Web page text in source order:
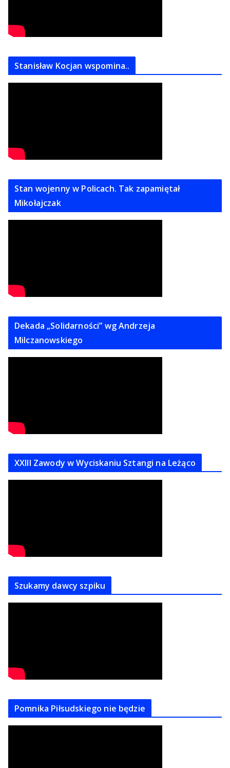
Stanisław Kocjan wspomina..
Stan wojenny w Policach. Tak zapamiętał
Mikołajczak
Dekada „Solidarności” wg Andrzeja
Milczanowskiego
XXIII Zawody w Wyciskaniu Sztangi na Leżąco
Szukamy dawcy szpiku
Pomnika Piłsudskiego nie będzie